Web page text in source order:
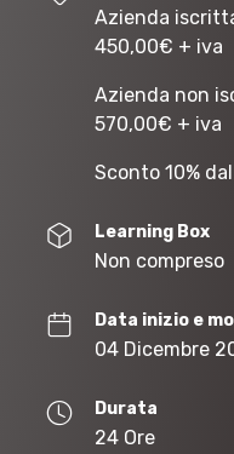
Azienda
450,00€ + iva
Azienda non
570,00€ + iva
Sconto 10%
Learning Box
Non compreso
Data inizio e
04 Dicembre
Durata
24 Ore